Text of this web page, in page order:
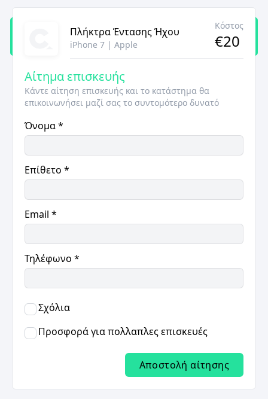
Πλήκτρα Έντασης Ήχου
iPhone 7 | Apple
Κόστος
€20
Αίτημα επισκευής
Κάντε αίτηση επισκευής και το κατάστημα θα
επικοινωνήσει μαζί σας το συντομότερο δυνατό
Όνομα*
Επίθετο *
Email *
Τηλέφωνο *
Σχόλια
Προσφορά για πολλαπλες επισκευές
Αποστολή αίτησης